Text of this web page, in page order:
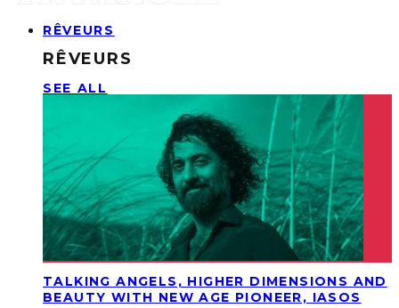
RÊVEURS
RÊVEURS
SEE ALL
TALKING ANGELS, HIGHER DIMENSIONS AND
BEAUTY WITH NEW AGE PIONEER, IASOS